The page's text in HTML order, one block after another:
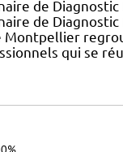
de Diagnostic
de Diagnostic
Montpellier
qui se